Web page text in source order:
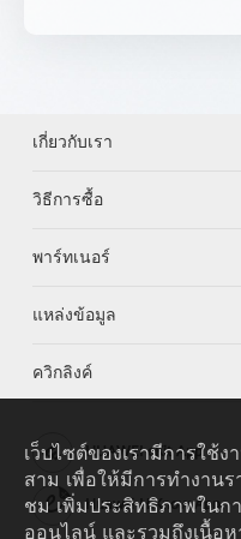
เกี่ยวกับเรา
วิธีการซื้อ
พาร์ทเนอร์
แหล่งข้อมูล
ควิกลิงค์
HUAWEI eKit App
Huawei HiKnow App
เว็บไซต์ของเรามีการใช้
สาม เพื่อให้มีการทำงานร
ชม เพิ่มประสิทธิภาพในก
ออนไลน์ และรวมถึงเนื้อ